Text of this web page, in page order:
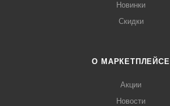
Новинки
Скидки
О МАРКЕТПЛЕЙСЕ
Акции
Новости